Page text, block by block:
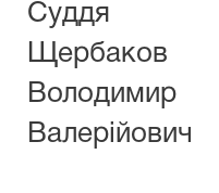
Суддя
Щербаков
Володимир
Валерійович